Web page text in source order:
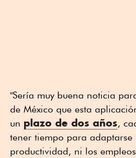
"Sería muy buena noticia
de México que esta
un plazo de dos años,
tener tiempo para adaptarse
productividad, ni los